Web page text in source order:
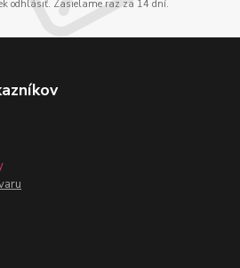
odhlásiť. Zasielame raz za 14 dní.